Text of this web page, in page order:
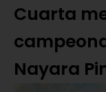
Cuarta
Nayara